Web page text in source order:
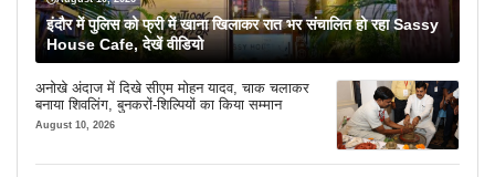
इंदौर में पुलिस को फ्री में खाना खिलाकर रात भर संचालित हो रहा Sassy
House Cafe, देखें वीडियो
अनोखे अंदाज में दिखे सीएम मोहन यादव, चाक चलाकर
बनाया शिवलिंग, बुनकरों-शिल्पियों का किया सम्मान
August 10, 2026